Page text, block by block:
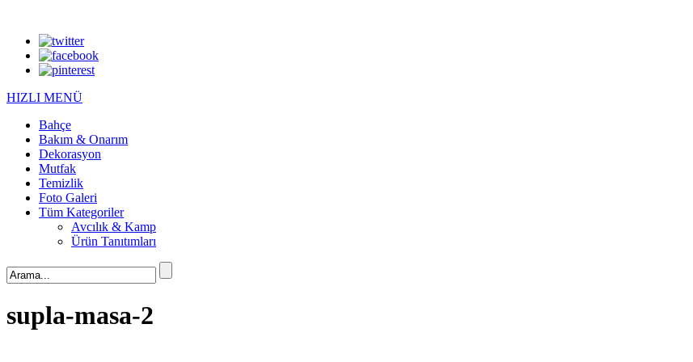
HIZLI MENÜ
Bahçe
Bakım & Onarım
Dekorasyon
Mutfak
Temizlik
Foto Galeri
Tüm Kategoriler
Avcılık & Kamp
Ürün Tanıtımları
supla-masa-2